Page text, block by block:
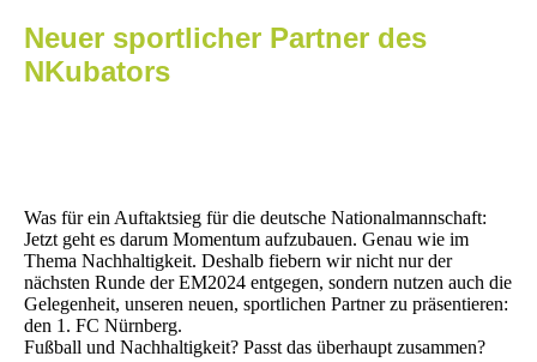
Neuer sportlicher Partner des
NKubators
Was für ein Auftaktsieg für die deutsche Nationalmannschaft:
Jetzt geht es darum Momentum aufzubauen. Genau wie im
Thema Nachhaltigkeit. Deshalb fiebern wir nicht nur der
nächsten Runde der EM2024 entgegen, sondern nutzen auch die
Gelegenheit, unseren neuen, sportlichen Partner zu präsentieren:
den 1. FC Nürnberg.
Fußball und Nachhaltigkeit? Passt das überhaupt zusammen?